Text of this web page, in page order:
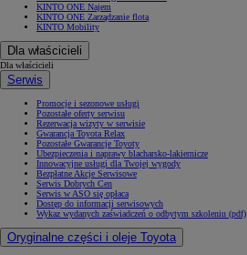
KINTO ONE Najem
KINTO ONE Zarządzanie flotą
KINTO Mobility
Dla właścicieli
Dla właścicieli
Serwis
Promocje i sezonowe usługi
Pozostałe oferty serwisu
Rezerwacja wizyty w serwisie
Gwarancja Toyota Relax
Pozostałe Gwarancje Toyoty
Ubezpieczenia i naprawy blacharsko-lakiernicze
Innowacyjne usługi dla Twojej wygody
Bezpłatne Akcje Serwisowe
Serwis Dobrych Cen
Serwis w ASO się opłaca
Dostęp do informacji serwisowych
Wykaz wydanych zaświadczeń o odbytym szkoleniu (pdf)
Oryginalne części i oleje Toyota